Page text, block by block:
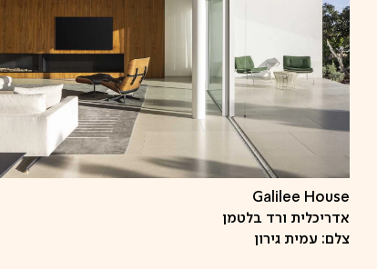
Galilee House
אדריכלית ורד בלטמן
צלם: עמית גירון